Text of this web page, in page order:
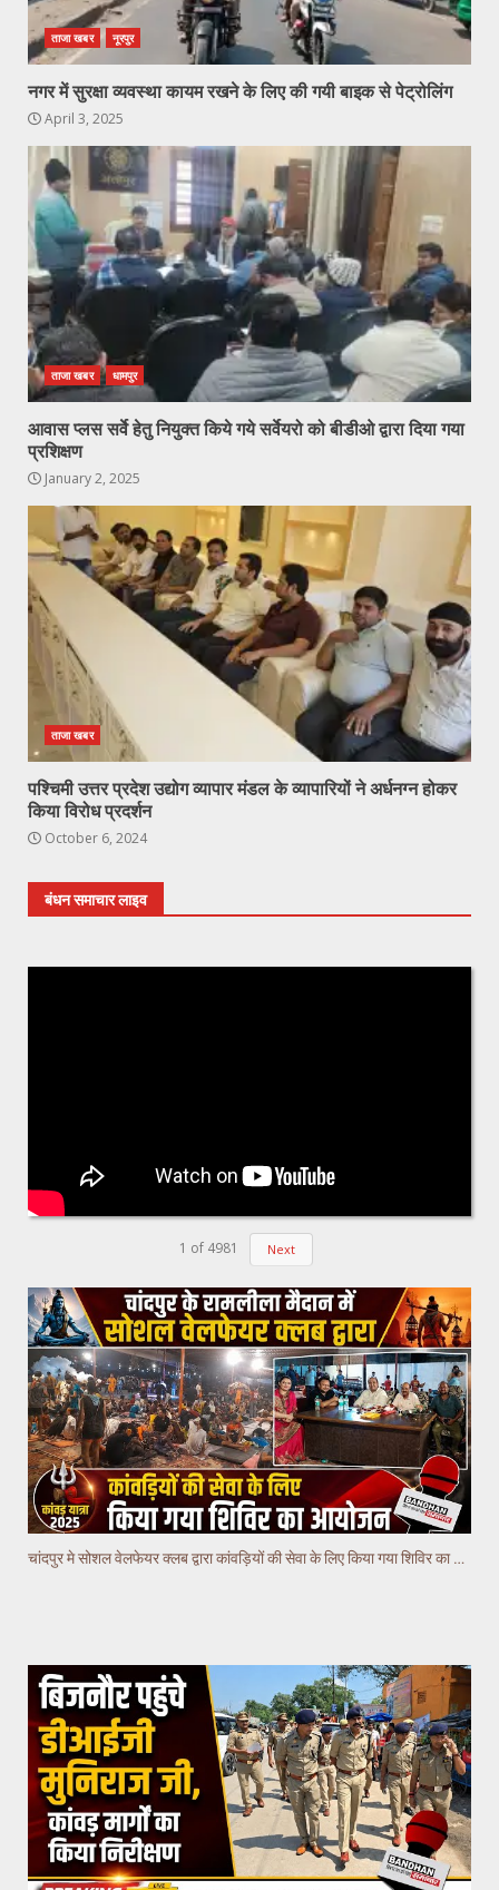
ताजा खबर नूरपुर
नगर में सुरक्षा व्यवस्था कायम रखने के लिए की गयी बाइक से पेट्रोलिंग
April 3, 2025
ताजा खबर धामपुर
आवास प्लस सर्वे हेतु नियुक्त किये गये सर्वेयरो को बीडीओ द्वारा दिया गया
प्रशिक्षण
January 2, 2025
ताजा खबर
पश्चिमी उत्तर प्रदेश उद्योग व्यापार मंडल के व्यापारियों ने अर्धनग्न होकर
किया विरोध प्रदर्शन
October 6, 2024
बंधन समाचार लाइव
1 of 4981 Next
चांदपुर मे सोशल वेलफेयर क्लब द्वारा कांवड़ियों की सेवा के लिए किया गया शिविर का आयोजन